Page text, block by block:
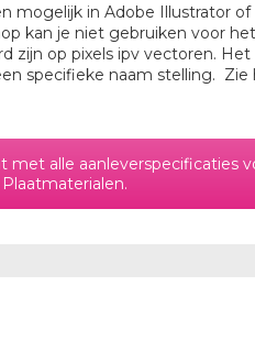
mogelijk in Adobe Illustrator of
kan je niet gebruiken voor
zijn op pixels ipv vectoren.
specifieke naam stelling. Zie
met alle aanleverspecificaties
Plaatmaterialen.